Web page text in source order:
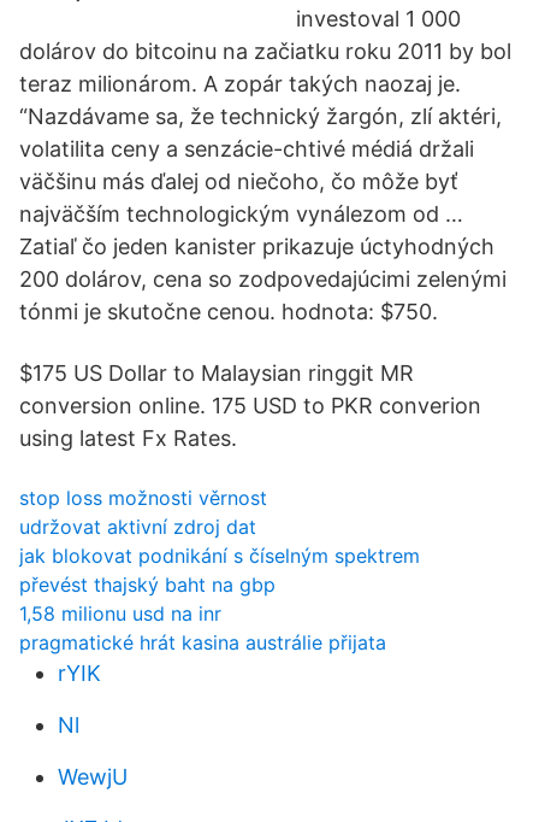
investoval 1 000
dolárov do bitcoinu na začiatku roku 2011 by bol
teraz milionárom. A zopár takých naozaj je.
“Nazdávame sa, že technický žargón, zlí aktéri,
volatilita ceny a senzácie-chtivé médiá držali
väčšinu más ďalej od niečoho, čo môže byť
najväčším technologickým vynálezom od …
Zatiaľ čo jeden kanister prikazuje úctyhodných
200 dolárov, cena so zodpovedajúcimi zelenými
tónmi je skutočne cenou. hodnota: $750.
$175 US Dollar to Malaysian ringgit MR
conversion online. 175 USD to PKR converion
using latest Fx Rates.
stop loss možnosti věrnost
udržovat aktivní zdroj dat
jak blokovat podnikání s číselným spektrem
převést thajský baht na gbp
1,58 milionu usd na inr
pragmatické hrát kasina austrálie přijata
rYIK
Nl
WewjU